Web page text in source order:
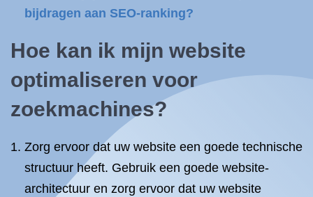
bijdragen aan SEO-ranking?
Hoe kan ik mijn website
optimaliseren voor
zoekmachines?
Zorg ervoor dat uw website een goede technische
structuur heeft. Gebruik een goede website-
architectuur en zorg ervoor dat uw website